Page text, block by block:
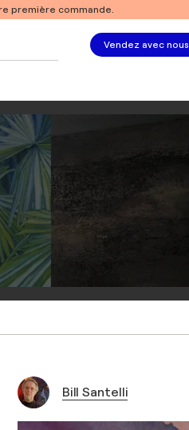
première commande.
Vendez avec nous
Bill Santelli